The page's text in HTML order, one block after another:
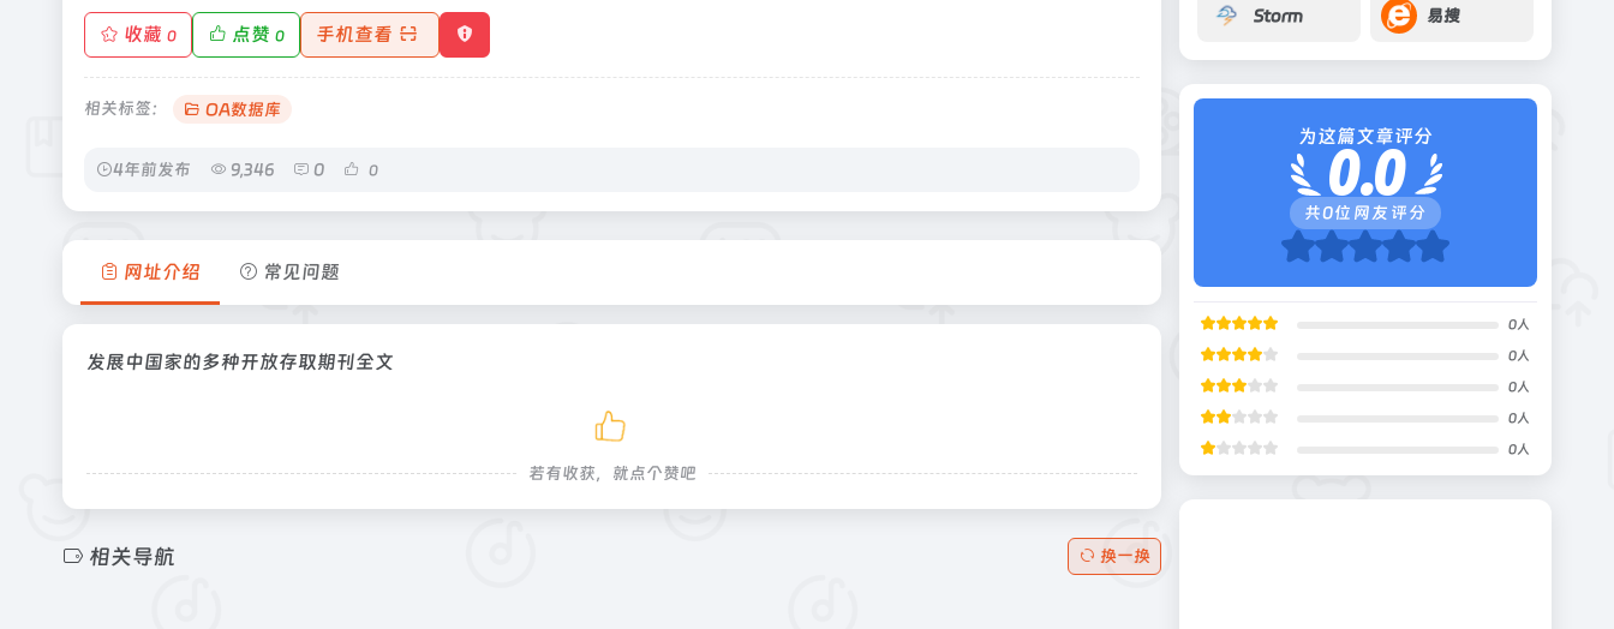
收藏 0 点赞 0 手机查看
相关标签： OA数据库
4年前发布 9,346 0 0
网址介绍 常见问题
发展中国家的多种开放存取期刊全文
若有收获，就点个赞吧
相关导航 换一换
Storm 易搜
为这篇文章评分
0.0
共0位网友评分
0人
0人
0人
0人
0人